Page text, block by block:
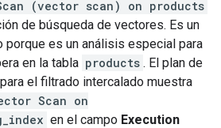
(vector scan) on products
de búsqueda de vectores. Es un
es un análisis especial para
en la tabla products . El plan de
el filtrado intercalado muestra
Scan on
en el campo Execution